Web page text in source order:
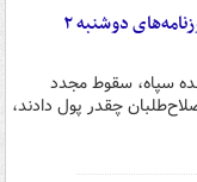
عکس/ صفحه نخست روزنامه‌های دوشنبه ۲
سپاه، سقوط مجدد
چقدر پول دادند،